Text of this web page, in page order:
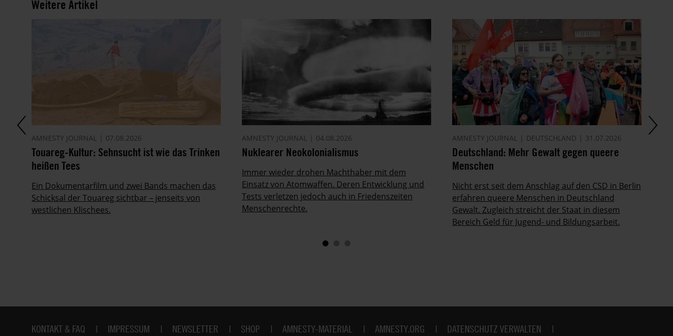
Weitere Artikel
AMNESTY JOURNAL 07.08.2026
Touareg-Kultur: Sehnsucht ist wie das Trinken
heißen Tees
Ein Dokumentarfilm und zwei Bands machen das
Schicksal der Touareg sichtbar – jenseits von
westlichen Klischees.
AMNESTY JOURNAL 04.08.2026
Nuklearer Neokolonialismus
Immer wieder drohen Machthaber mit dem
Einsatz von Atomwaffen. Deren Entwicklung und
Tests verletzen jedoch auch in Friedenszeiten
Menschenrechte.
AMNESTY JOURNAL DEUTSCHLAND 31.07.2026
Deutschland: Mehr Gewalt gegen queere
Menschen
Nicht erst seit dem Anschlag auf den CSD in Berlin
erfahren queere Menschen in Deutschland
Gewalt. Zugleich streicht der Staat in diesem
Bereich Geld für Jugend- und Bildungsarbeit.
Fußbereich
KONTAKT & FAQ IMPRESSUM NEWSLETTER SHOP AMNESTY-MATERIAL AMNESTY.ORG DATENSCHUTZ VERWALTEN